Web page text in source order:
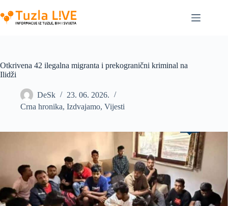
to
content
Otkrivena 42 ilegalna migranta i prekogranični kriminal na
Ilidži
DeSk
23. 06. 2026.
Crna hronika, Izdvajamo, Vijesti